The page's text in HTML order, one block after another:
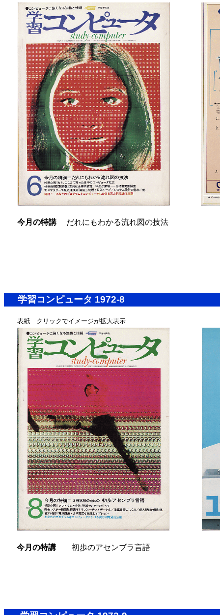
今月の特講 だれにもわかる流れ図の技法
学習コンピュータ 1972-8
表紙 クリックでイメージが拡大表示
今月の特講 初歩のアセンブラ言語